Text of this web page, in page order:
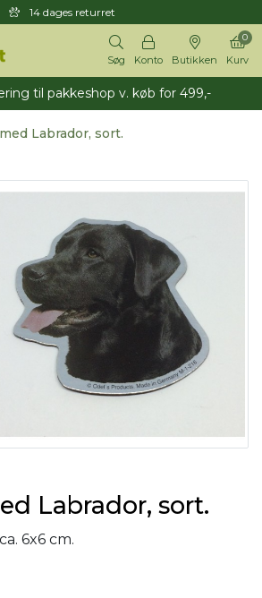
14 dages returret
Søg Konto Butikken Kurv
0
til pakkeshop v. køb for 499,-
Labrador, sort.
Labrador, sort.
6x6 cm.